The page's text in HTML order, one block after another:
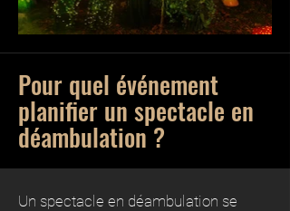
Pour quel événement
planifier un spectacle en
déambulation ?
Un spectacle en déambulation se